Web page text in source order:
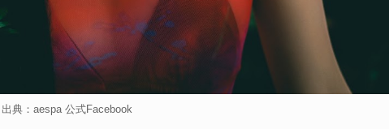
出典：aespa 公式Facebook